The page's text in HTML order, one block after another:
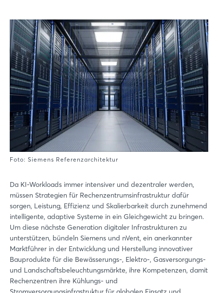
Foto: Siemens Referenzarchitektur
Da KI-Workloads immer intensiver und dezentraler werden,
müssen Strategien für Rechenzentrumsinfrastruktur dafür
sorgen, Leistung, Effizienz und Skalierbarkeit durch zunehmend
intelligente, adaptive Systeme in ein Gleichgewicht zu bringen.
Um diese nächste Generation digitaler Infrastrukturen zu
unterstützen, bündeln Siemens und nVent, ein anerkannter
Marktführer in der Entwicklung und Herstellung innovativer
Bauprodukte für die Bewässerungs-, Elektro-, Gasversorgungs-
und Landschaftsbeleuchtungsmärkte, ihre Kompetenzen, damit
Rechenzentren ihre Kühlungs- und